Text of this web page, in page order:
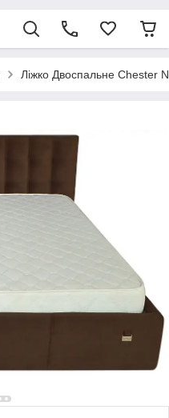
Ліжко Двоспальне Chester